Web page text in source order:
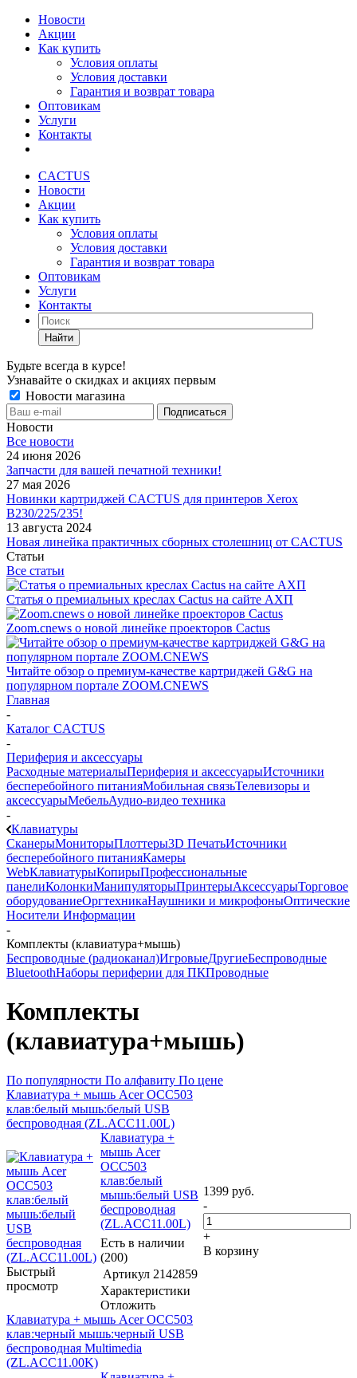
Новости
Акции
Как купить
Условия оплаты
Условия доставки
Гарантия и возврат товара
Оптовикам
Услуги
Контакты
CACTUS
Новости
Акции
Как купить
Условия оплаты
Условия доставки
Гарантия и возврат товара
Оптовикам
Услуги
Контакты
Найти
Будьте всегда в курсе!
Узнавайте о скидках и акциях первым
Новости магазина
Новости
Все новости
24 июня 2026
Запчасти для вашей печатной техники!
27 мая 2026
Новинки картриджей CACTUS для принтеров Xerox
B230/225/235!
13 августа 2024
Новая линейка практичных сборных столешниц от CACTUS
Статьи
Все статьи
Статья о премиальных креслах Cactus на сайте АХП
Zoom.cnews о новой линейке проекторов Cactus
Читайте обзор о премиум-качестве картриджей G&G на
популярном портале ZOOM.CNEWS
Главная
-
Каталог CACTUS
-
Периферия и аксессуары
Расходные материалыПериферия и аксессуарыИсточники
бесперебойного питанияМобильная связьТелевизоры и
аксессуарыМебельАудио-видео техника
-
Клавиатуры
СканерыМониторыПлоттеры3D ПечатьИсточники
бесперебойного питанияКамеры
WebКлавиатурыКопирыПрофессиональные
панелиКолонкиМанипуляторыПринтерыАксессуарыТорговое
оборудованиеОргтехникаНаушники и микрофоныОптические
Носители Информации
-
Комплекты (клавиатура+мышь)
Беспроводные (радиоканал)ИгровыеДругиеБеспроводные
BluetoothНаборы периферии для ПКПроводные
Комплекты
(клавиатура+мышь)
По популярности По алфавиту По цене
Клавиатура + мышь Acer OCC503
клав:белый мышь:белый USB
беспроводная (ZL.ACC11.00L)
Быстрый
просмотр
Клавиатура +
мышь Acer
OCC503
клав:белый
мышь:белый USB
беспроводная
(ZL.ACC11.00L)
Есть в наличии
(200)
Артикул 2142859
Характеристики
Отложить
1399 руб.
-
+
В корзину
Клавиатура + мышь Acer OCC503
клав:черный мышь:черный USB
беспроводная Multimedia
(ZL.ACC11.00K)